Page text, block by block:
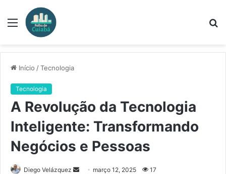
Menu
Início /Tecnologia
Tecnologia
A Revolução da Tecnologia
Inteligente: Transformando
Negócios e Pessoas
Diego Velázquez
Mandemarço 12, 2025 17